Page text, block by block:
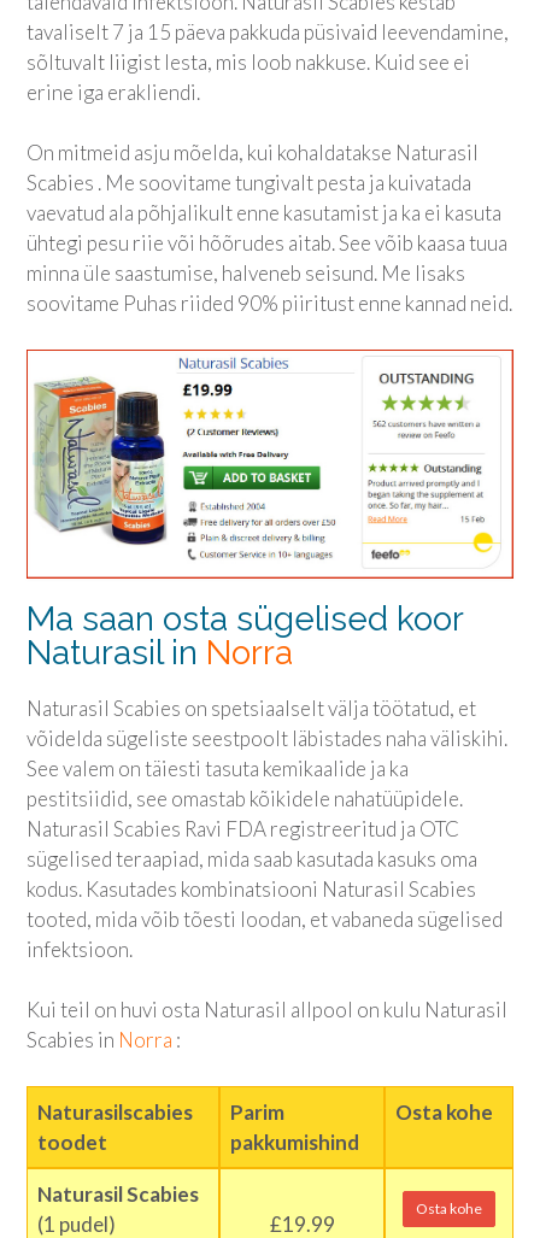
tavaliselt 7 ja 15 päeva pakkuda püsivaid leevendamine,
sõltuvalt liigist lesta, mis loob nakkuse. Kuid see ei
erine iga erakliendi.
On mitmeid asju mõelda, kui kohaldatakse Naturasil
Scabies . Me soovitame tungivalt pesta ja kuivatada
vaevatud ala põhjalikult enne kasutamist ja ka ei kasuta
ühtegi pesu riie või hõõrudes aitab. See võib kaasa tuua
minna üle saastumise, halveneb seisund. Me lisaks
soovitame Puhas riided 90% piiritust enne kannad neid.
Ma saan osta sügelised koor
Naturasil in Norra
Naturasil Scabies on spetsiaalselt välja töötatud, et
võidelda sügeliste seestpoolt läbistades naha väliskihi.
See valem on täiesti tasuta kemikaalide ja ka
pestitsiidid, see omastab kõikidele nahatüüpidele.
Naturasil Scabies Ravi FDA registreeritud ja OTC
sügelised teraapiad, mida saab kasutada kasuks oma
kodus. Kasutades kombinatsiooni Naturasil Scabies
tooted, mida võib tõesti loodan, et vabaneda sügelised
infektsioon.
Kui teil on huvi osta Naturasil allpool on kulu Naturasil
Scabies in Norra :
Naturasilscabies
toodet
Parim
pakkumishind
Osta kohe
Naturasil Scabies
(1 pudel)
£19.99
Osta kohe